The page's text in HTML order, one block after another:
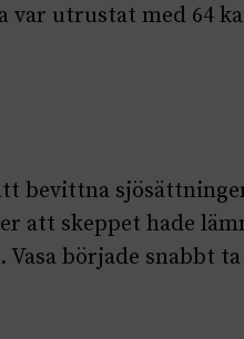
utrustat med 64
bevittna
att skeppet hade
började snabbt